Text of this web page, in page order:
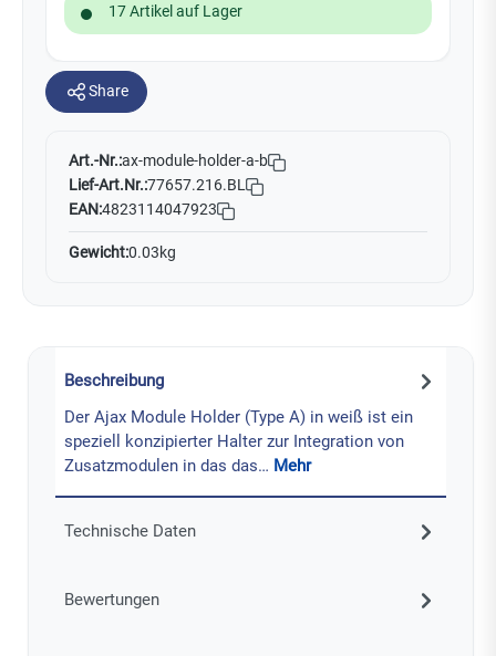
17 Artikel auf Lager
Share
Art.-Nr.:ax-module-holder-a-b
Lief-Art.Nr.:77657.216.BL
EAN:4823114047923
Gewicht:0.03kg
Beschreibung
Der Ajax Module Holder (Type A) in weiß ist ein
speziell konzipierter Halter zur Integration von
Zusatzmodulen in das das… Mehr
Technische Daten
Bewertungen